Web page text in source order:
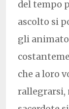
del tempo
ascolto si
gli
che a loro
rallegrarsi,